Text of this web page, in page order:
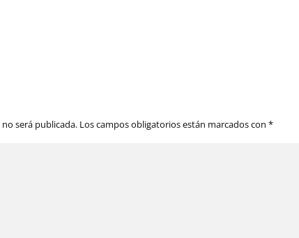
será publicada. Los campos obligatorios están marcados con*